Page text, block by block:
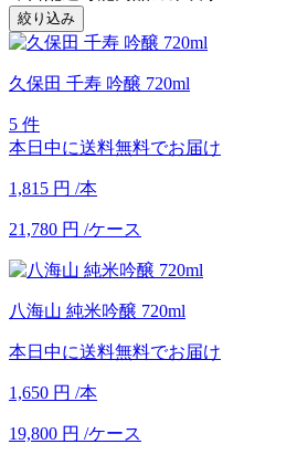
絞り込み
久保田 千寿 吟醸 720ml
5 件
本日中に送料無料でお届け
1,815 円 /本
21,780 円 /ケース
八海山 純米吟醸 720ml
本日中に送料無料でお届け
1,650 円 /本
19,800 円 /ケース